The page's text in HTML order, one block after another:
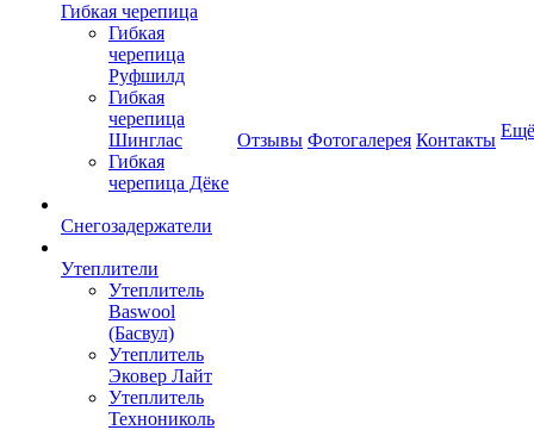
Гибкая черепица
Гибкая
черепица
Руфшилд
Гибкая
черепица
Шинглас
Гибкая
черепица Дёке
Снегозадержатели
Утеплители
Утеплитель
Baswool
(Басвул)
Утеплитель
Эковер Лайт
Утеплитель
Технониколь
Отзывы Фотогалерея Контакты Ещё